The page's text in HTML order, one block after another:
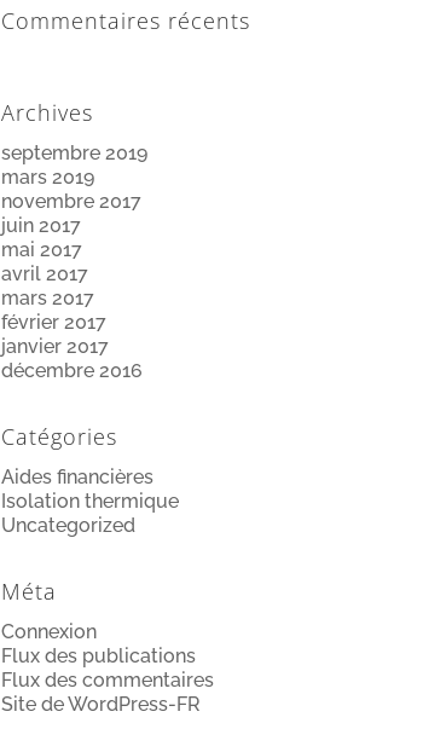
Commentaires récents
Archives
septembre 2019
mars 2019
novembre 2017
juin 2017
mai 2017
avril 2017
mars 2017
février 2017
janvier 2017
décembre 2016
Catégories
Aides financières
Isolation thermique
Uncategorized
Méta
Connexion
Flux des publications
Flux des commentaires
Site de WordPress-FR